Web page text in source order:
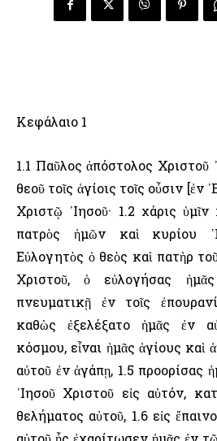
Κεφάλαιο 1
1.1 Παῦλος ἀπόστολος Χριστοῦ
θεοῦ τοῖς ἁγίοις τοῖς οὖσιν [ἐν
Χριστῷ ᾽Ιησοῦ· 1.2 χάρις
πατρὸς ἡμῶν καὶ κυρίου
Εὐλογητὸς ὁ θεὸς καὶ πατὴρ
Χριστοῦ, ὁ εὐλογήσας
πνευματικῇ ἐν τοῖς
καθὼς ἐξελέξατο ἡμᾶς ἐν
κόσμου, εἶναι ἡμᾶς ἁγίους
αὐτοῦ ἐν ἀγάπῃ, 1.5 προορίσας
᾽Ιησοῦ Χριστοῦ εἰς αὐτόν,
θελήματος αὐτοῦ, 1.6 εἰς